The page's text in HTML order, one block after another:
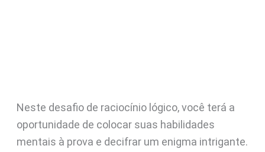
Neste desafio de raciocínio lógico, você terá a
oportunidade de colocar suas habilidades
mentais à prova e decifrar um enigma intrigante.